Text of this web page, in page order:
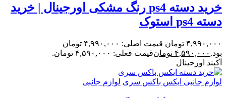
خرید دسته ps4 رنگ مشکی اورجینال | خرید
دسته ps4 استوک
۴,۹۹۰,۰۰۰ تومان
قیمت اصلی: ۴,۹۹۰,۰۰۰ تومان
بود. ۴,۵۹۰,۰۰۰ تومانقیمت فعلی: ۴,۵۹۰,۰۰۰ تومان.
آکبند اورجینال
لوازم جانبی ایکس باکس سری لوازم جانبی